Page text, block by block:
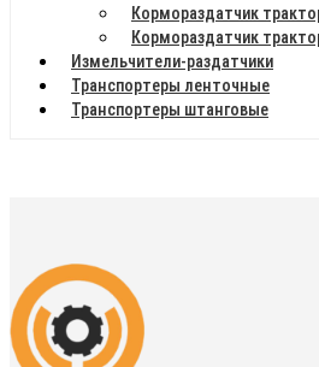
Кормораздатчик
Кормораздатчик
Измельчители-раздатчики
Транспортеры ленточные
Транспортеры штанговые